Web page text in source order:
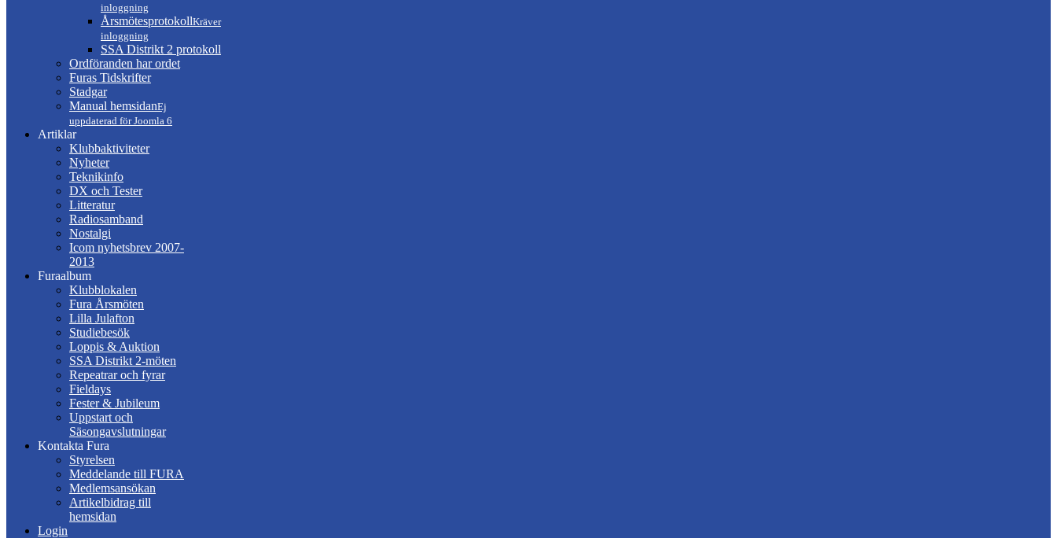
inloggning
ÅrsmötesprotokollKräver
inloggning
SSA Distrikt 2 protokoll
Ordföranden har ordet
Furas Tidskrifter
Stadgar
Manual hemsidanEj
uppdaterad för Joomla 6
Artiklar
Klubbaktiviteter
Nyheter
Teknikinfo
DX och Tester
Litteratur
Radiosamband
Nostalgi
Icom nyhetsbrev 2007-
2013
Furaalbum
Klubblokalen
Fura Årsmöten
Lilla Julafton
Studiebesök
Loppis & Auktion
SSA Distrikt 2-möten
Repeatrar och fyrar
Fieldays
Fester & Jubileum
Uppstart och
Säsongavslutningar
Kontakta Fura
Styrelsen
Meddelande till FURA
Medlemsansökan
Artikelbidrag till
hemsidan
Login